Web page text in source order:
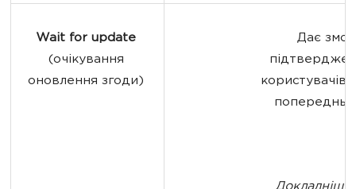
Wait for update
(очікування
оновлення згоди)
Дає